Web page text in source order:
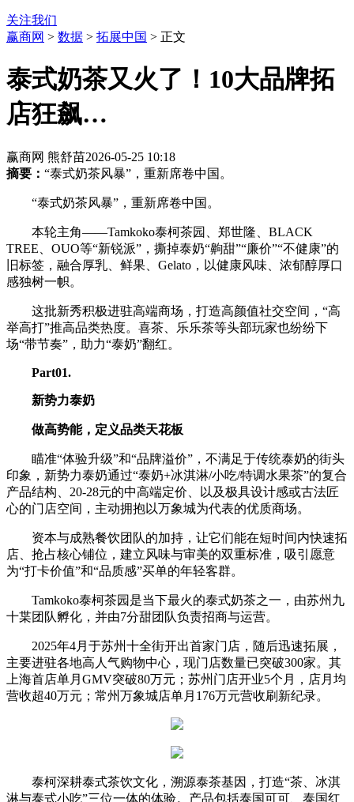
关注我们
赢商网 > 数据 > 拓展中国 > 正文
泰式奶茶又火了！10大品牌拓
店狂飙…
赢商网 熊舒苗2026-05-25 10:18
摘要： “泰式奶茶风暴”，重新席卷中国。
“泰式奶茶风暴”，重新席卷中国。
本轮主角——Tamkoko泰柯茶园、郑世隆、BLACK
TREE、OUO等“新锐派”，撕掉泰奶“齁甜”“廉价”“不健康”的
旧标签，融合厚乳、鲜果、Gelato，以健康风味、浓郁醇厚口
感独树一帜。
这批新秀积极进驻高端商场，打造高颜值社交空间，“高
举高打”推高品类热度。喜茶、乐乐茶等头部玩家也纷纷下
场“带节奏”，助力“泰奶”翻红。
Part01.
新势力泰奶
做高势能，定义品类天花板
瞄准“体验升级”和“品牌溢价”，不满足于传统泰奶的街头
印象，新势力泰奶通过“泰奶+冰淇淋/小吃/特调水果茶”的复合
产品结构、20-28元的中高端定价、以及极具设计感或古法匠
心的门店空间，主动拥抱以万象城为代表的优质商场。
资本与成熟餐饮团队的加持，让它们能在短时间内快速拓
店、抢占核心铺位，建立风味与审美的双重标准，吸引愿意
为“打卡价值”和“品质感”买单的年轻客群。
Tamkoko泰柯茶园是当下最火的泰式奶茶之一，由苏州九
十枼团队孵化，并由7分甜团队负责招商与运营。
2025年4月于苏州十全街开出首家门店，随后迅速拓展，
主要进驻各地高人气购物中心，现门店数量已突破300家。其
上海首店单月GMV突破80万元；苏州门店开业5个月，店月均
营收超40万元；常州万象城店单月176万元营收刷新纪录。
泰柯深耕泰式茶饮文化，溯源泰茶基因，打造“茶、冰淇
淋与泰式小吃”三位一体的体验。产品包括泰国可可、泰国红